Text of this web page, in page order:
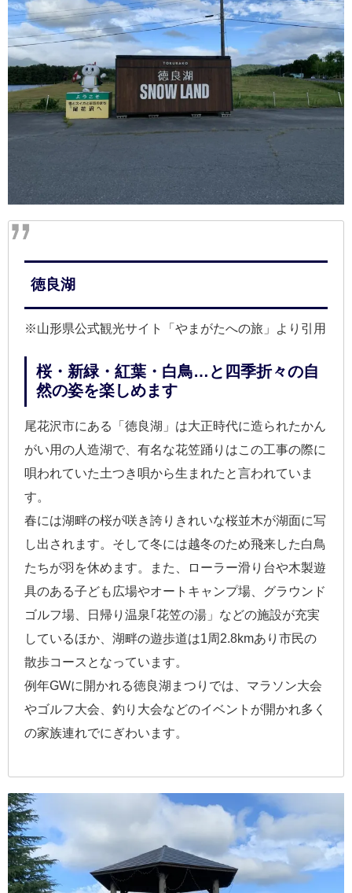
徳良湖
※山形県公式観光サイト「やまがたへの旅」より引用
桜・新緑・紅葉・白鳥…と四季折々の自
然の姿を楽しめます
尾花沢市にある「徳良湖」は大正時代に造られたかん
がい用の人造湖で、有名な花笠踊りはこの工事の際に
唄われていた土つき唄から生まれたと言われていま
す。
春には湖畔の桜が咲き誇りきれいな桜並木が湖面に写
し出されます。そして冬には越冬のため飛来した白鳥
たちが羽を休めます。また、ローラー滑り台や木製遊
具のある子ども広場やオートキャンプ場、グラウンド
ゴルフ場、日帰り温泉｢花笠の湯」などの施設が充実
しているほか、湖畔の遊歩道は1周2.8kmあり市民の
散歩コースとなっています。
例年GWに開かれる徳良湖まつりでは、マラソン大会
やゴルフ大会、釣り大会などのイベントが開かれ多く
の家族連れでにぎわいます。